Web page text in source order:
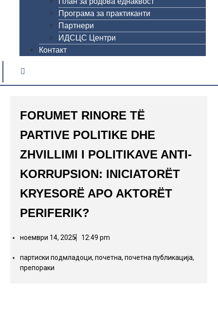
Програма за практиканти
Партнери
ИДСЦС Центри
Контакт
FORUMET RINORE TË
PARTIVE POLITIKE DHE
ZHVILLIMI I POLITIKAVE ANTI-
KORRUPSION: INICIATORËT
KRYESORË APO AKTORËT
PERIFERIK?
ноември 14, 2025 12:49 pm
партиски подмладоци,почетна,почетна публикација,
препораки